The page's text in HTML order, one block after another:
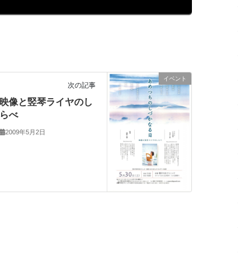
イベント
次の記事
映像と竪琴ライヤのし
らべ
2009年5月2日